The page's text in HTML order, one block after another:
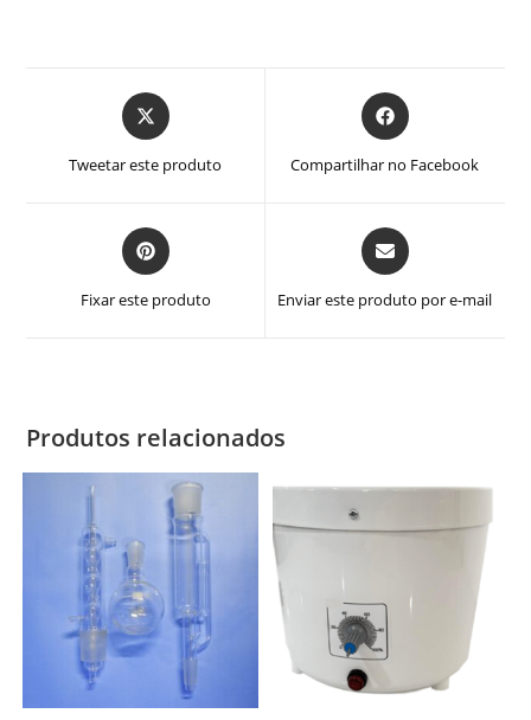
Abre
em
nova
Tweetar este produto
Abre
em
nova
Compartilhar no Facebook
Abre
em
nova
Fixar este produto
Abre
em
nova
Enviar este produto por e-mail
Produtos relacionados